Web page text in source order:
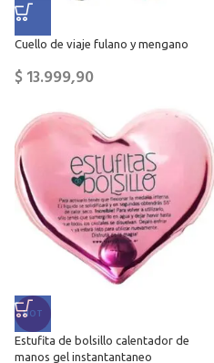
Cuello de viaje fulano y mengano
$13.999,90
HOT
Estufita de bolsillo calentador de
manos gel instantantaneo